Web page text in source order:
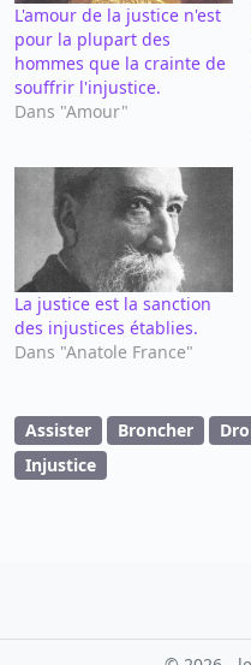
L'amour de la justice n'est
pour la plupart des
hommes que la crainte de
souffrir l'injustice.
Dans "Amour"
La justice est la sanction
des injustices établies.
Dans "Anatole France"
Assister Broncher
Injustice